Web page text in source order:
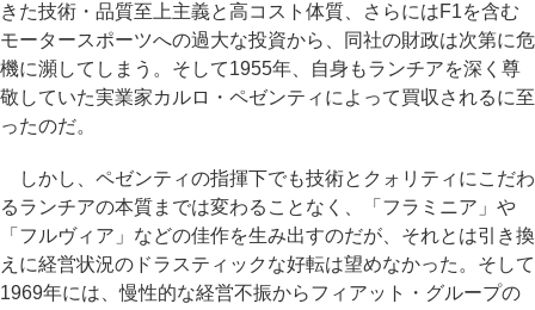
きた技術・品質至上主義と高コスト体質、さらにはF1を含む
モータースポーツへの過大な投資から、同社の財政は次第に危
機に瀕してしまう。そして1955年、自身もランチアを深く尊
敬していた実業家カルロ・ペゼンティによって買収されるに至
ったのだ。
しかし、ペゼンティの指揮下でも技術とクォリティにこだわ
るランチアの本質までは変わることなく、「フラミニア」や
「フルヴィア」などの佳作を生み出すのだが、それとは引き換
えに経営状況のドラスティックな好転は望めなかった。そして
1969年には、慢性的な経営不振からフィアット・グループの